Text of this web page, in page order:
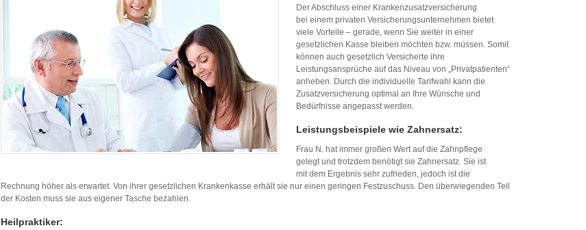
Der Abschluss einer Krankenzusatzversicherung
bei einem privaten Versicherungsunternehmen bietet
viele Vorteile – gerade, wenn Sie weiter in einer
gesetzlichen Kasse bleiben möchten bzw. müssen. Somit
können auch gesetzlich Versicherte ihre
Leistungsansprüche auf das Niveau von „Privatpatienten“
anheben. Durch die individuelle Tarifwahl kann die
Zusatzversicherung optimal an Ihre Wünsche und
Bedürfnisse angepasst werden.
Leistungsbeispiele wie Zahnersatz:
Frau N. hat immer großen Wert auf die Zahnpflege
gelegt und trotzdem benötigt sie Zahnersatz. Sie ist
mit dem Ergebnis sehr zufrieden, jedoch ist die
Rechnung höher als erwartet. Von ihrer gesetzlichen Krankenkasse erhält sie nur einen geringen Festzuschuss. Den überwiegenden Teil
der Kosten muss sie aus eigener Tasche bezahlen.
Heilpraktiker: